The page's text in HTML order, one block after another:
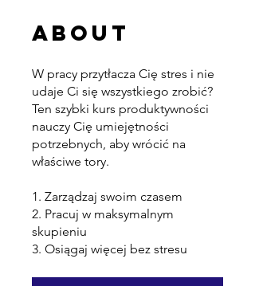
ABOUT
W pracy przytłacza Cię stres i nie
udaje Ci się wszystkiego zrobić?
Ten szybki kurs produktywności
nauczy Cię umiejętności
potrzebnych, aby wrócić na
właściwe tory.
1. Zarządzaj swoim czasem
2. Pracuj w maksymalnym
skupieniu
3. Osiągaj więcej bez stresu